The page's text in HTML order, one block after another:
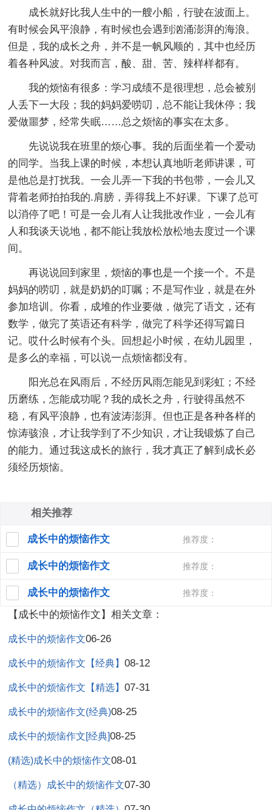
成长就好比我人生中的一艘小船，行驶在波面上。
有时候会风平浪静，有时候也会遇到汹涌澎湃的海浪。
但是，我的成长之舟，并不是一帆风顺的，其中也经历
着各种风波。对我而言，酸、甜、苦、辣样样都有。
我的烦恼有很多：学习成绩不是很理想，总会被别
人丢下一大段；我的妈妈爱唠叨，总不能让我休停；我
爱做噩梦，经常失眠……总之烦恼的事实在太多。
先说说我在班里的烦心事。我的后面坐着一个爱动
的同学。当我上课的时候，本想认真地听老师讲课，可
是他总是打扰我。一会儿弄一下我的书包带，一会儿又
背着老师拍拍我的.肩膀，弄得我上不好课。下课了总可
以消停了吧！可是一会儿有人让我批改作业，一会儿有
人和我谈天说地，都不能让我放松放松地去度过一个课
间。
再说说回到家里，烦恼的事也是一个接一个。不是
妈妈的唠叨，就是奶奶的叮嘱；不是写作业，就是在外
参加培训。你看，成堆的作业要做，做完了语文，还有
数学，做完了英语还有科学，做完了科学还得写篇日
记。哎什么时候有个头。回想起小时候，在幼儿园里，
是多么的幸福，可以说一点烦恼都没有。
阳光总在风雨后，不经历风雨怎能见到彩虹；不经
历磨练，怎能成功呢？我的成长之舟，行驶得虽然不
稳，有风平浪静，也有波涛澎湃。但也正是各种各样的
惊涛骇浪，才让我学到了不少知识，才让我锻炼了自己
的能力。通过我这成长的旅行，我才真正了解到成长必
须经历烦恼。
成长中的烦恼作文 推荐度：
成长中的烦恼作文 推荐度：
成长中的烦恼作文 推荐度：
相关推荐
【成长中的烦恼作文】相关文章：
成长中的烦恼作文06-26
成长中的烦恼作文【经典】08-12
成长中的烦恼作文【精选】07-31
成长中的烦恼作文(经典)08-25
成长中的烦恼作文[经典]08-25
(精选)成长中的烦恼作文08-01
（精选）成长中的烦恼作文07-30